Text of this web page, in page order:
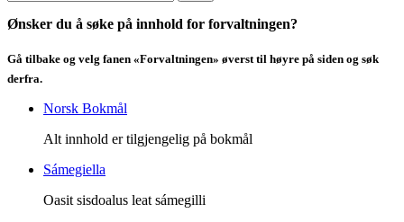
Ønsker du å søke på innhold for forvaltningen?
Gå tilbake og velg fanen «Forvaltningen» øverst til høyre på siden og søk
derfra.
Norsk Bokmål
Alt innhold er tilgjengelig på bokmål
Sámegiella
Oasit sisdoalus leat sámegilli